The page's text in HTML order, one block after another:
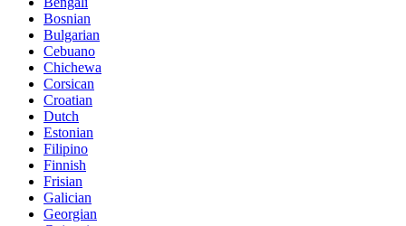
Bosnian
Bulgarian
Cebuano
Chichewa
Corsican
Croatian
Dutch
Estonian
Filipino
Finnish
Frisian
Galician
Georgian